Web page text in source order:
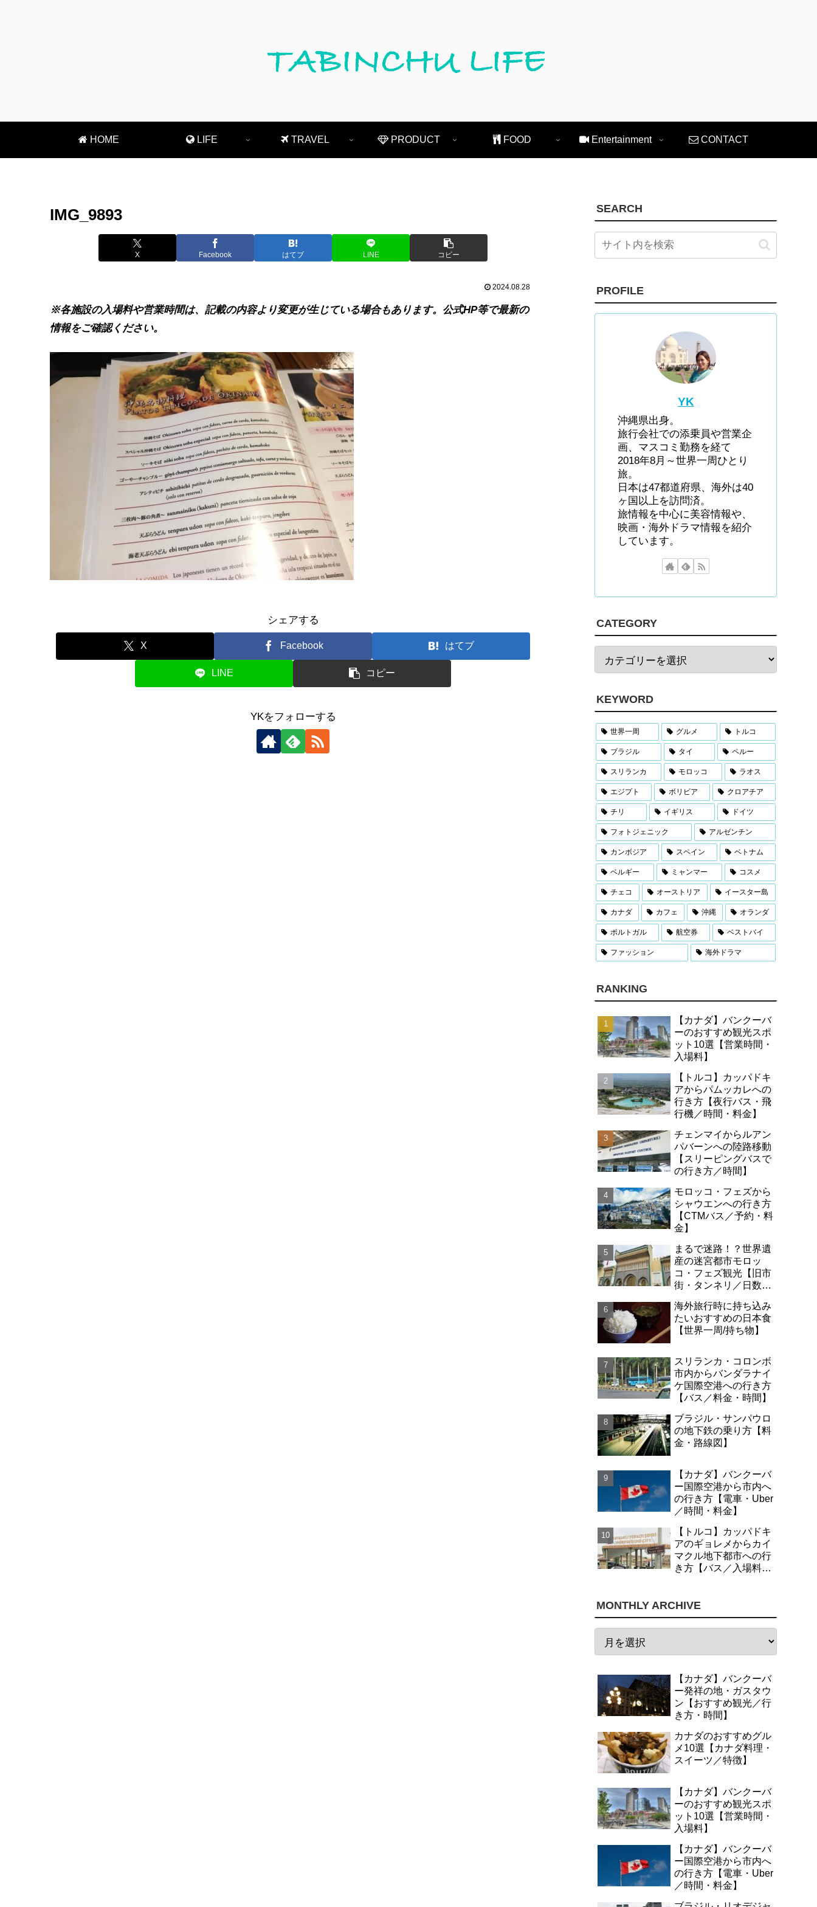
HOME LIFE TRAVEL PRODUCT FOOD Entertainment CONTACT
IMG_9893
X Facebook はてブ LINE コピー
2024.08.28
※各施設の入場料や営業時間は、記載の内容より変更が生じている場合もあります。公式HP等で最新の
情報をご確認ください。
シェアする
X Facebook はてブ
LINE コピー
YKをフォローする
SEARCH
PROFILE
YK
沖縄県出身。
旅行会社での添乗員や営業企
画、マスコミ勤務を経て
2018年8月～世界一周ひとり
旅。
日本は47都道府県、海外は40
ヶ国以上を訪問済。
旅情報を中心に美容情報や、
映画・海外ドラマ情報を紹介
しています。
CATEGORY
KEYWORD
世界一周 グルメ トルコ
ブラジル タイ ペルー
スリランカ モロッコ ラオス
エジプト ボリビア クロアチア
チリ イギリス ドイツ
フォトジェニック アルゼンチン
カンボジア スペイン ベトナム
ベルギー ミャンマー コスメ
チェコ オーストリア イースター島
カナダ カフェ 沖縄 オランダ
ポルトガル 航空券 ベストバイ
ファッション 海外ドラマ
RANKING
【カナダ】バンクーバ
ーのおすすめ観光スポ
ット10選【営業時間・
入場料】
【トルコ】カッパドキ
アからパムッカレへの
行き方【夜行バス・飛
行機／時間・料金】
チェンマイからルアン
パバーンへの陸路移動
【スリーピングバスで
の行き方／時間】
モロッコ・フェズから
シャウエンへの行き方
【CTMバス／予約・料
金】
まるで迷路！？世界遺
産の迷宮都市モロッ
コ・フェズ観光【旧市
街・タンネリ／日数・
海外旅行時に持ち込み
たいおすすめの日本食
【世界一周/持ち物】
スリランカ・コロンボ
市内からバンダラナイ
ケ国際空港への行き方
【バス／料金・時間】
ブラジル・サンパウロ
の地下鉄の乗り方【料
金・路線図】
【カナダ】バンクーバ
ー国際空港から市内へ
の行き方【電車・Uber
／時間・料金】
【トルコ】カッパドキ
アのギョレメからカイ
マクル地下都市への行
き方【バス／入場料・
MONTHLY ARCHIVE
【カナダ】バンクーバ
ー発祥の地・ガスタウ
ン【おすすめ観光／行
き方・時間】
カナダのおすすめグル
メ10選【カナダ料理・
スイーツ／特徴】
【カナダ】バンクーバ
ーのおすすめ観光スポ
ット10選【営業時間・
入場料】
【カナダ】バンクーバ
ー国際空港から市内へ
の行き方【電車・Uber
／時間・料金】